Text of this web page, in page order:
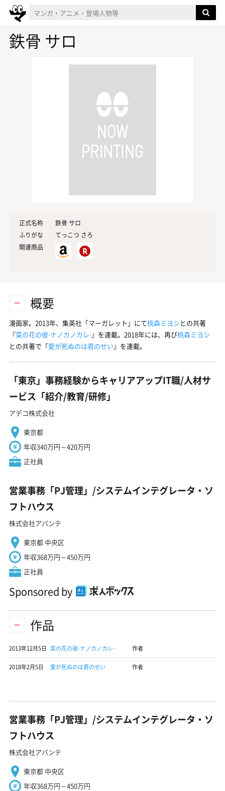
鉄骨 サロ
正式名称
鉄骨 サロ
ふりがな
てっこつ さろ
関連商品
概要
漫画家。2013年、集英社「マーガレット」にて桃森ミヨシとの共著
『菜の花の彼-ナノカノカレ-』を連載。2018年には、再び桃森ミヨシ
との共著で『愛が死ぬのは君のせい』を連載。
「東京」事務経験からキャリアアップIT職/人材サ
ービス「紹介/教育/研修」
アデコ株式会社
東京都
年収340万円～420万円
正社員
営業事務「PJ管理」/システムインテグレータ・ソ
フトハウス
株式会社アバンテ
東京都 中央区
年収368万円～450万円
正社員
Sponsored by
作品
2013年12月5日 菜の花の彼-ナノカノカレ- 作者
2018年2月5日 愛が死ぬのは君のせい 作者
営業事務「PJ管理」/システムインテグレータ・ソ
フトハウス
株式会社アバンテ
東京都 中央区
年収368万円～450万円